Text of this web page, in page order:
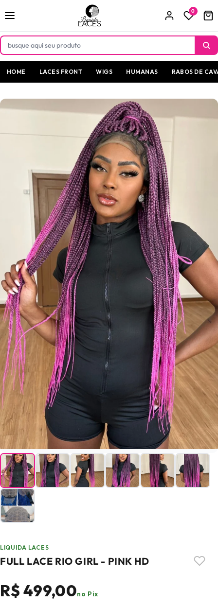
para o
conteúdo
0
HOME LACES FRONT WIGS HUMANAS RABOS DE
LIQUIDA LACES
FULL LACE RIO GIRL - PINK HD
R$ 499,00no Pix